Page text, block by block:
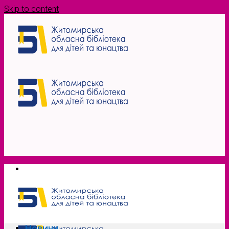
Skip to content